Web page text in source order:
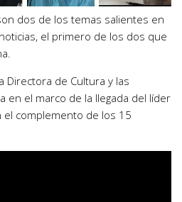
dos de los temas salientes en
el primero de los dos que
Directora de Cultura y las
en el marco de la llegada del líder
el complemento de los 15